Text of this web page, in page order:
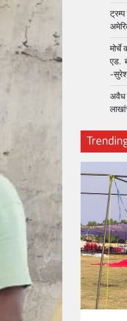
मोर्चे
एड.
-
अवैध
Skills